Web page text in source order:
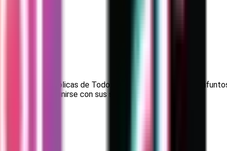
católicas de Todos los Santos y Todos los
para reunirse con sus seres queridos.